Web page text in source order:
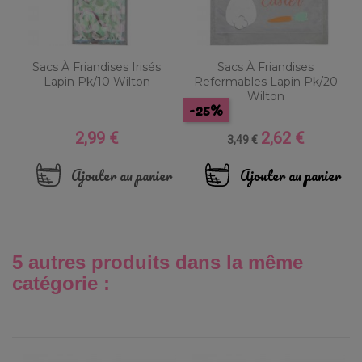
Sacs À Friandises Irisés
Lapin Pk/10 Wilton
Prix
2,99 €
Ajouter au panier
Sacs À Friandises
Refermables Lapin Pk/20
Wilton
Prix
base
3,49 €
-25%
Prix
2,62 €
Ajouter au panier
5 autres produits dans la même
catégorie :